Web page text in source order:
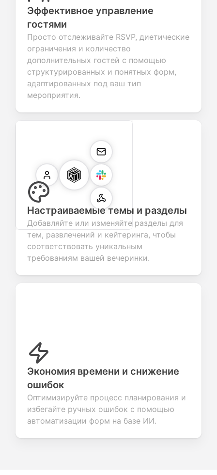
Эффективное управление
гостями
Просто отслеживайте RSVP, диетические
ограничения и количество
дополнительных гостей с помощью
структурированных и понятных форм,
адаптированных под ваш тип
мероприятия.
Настраиваемые темы и разделы
Добавляйте или изменяйте разделы для
тем, развлечений и кейтеринга, чтобы
соответствовать уникальным
требованиям вашей вечеринки.
Экономия времени и снижение
ошибок
Оптимизируйте процесс планирования и
избегайте ручных ошибок с помощью
автоматизации форм на базе ИИ.